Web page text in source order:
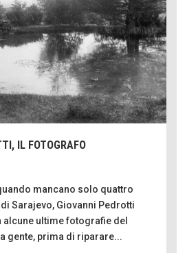
IL FOTOGRAFO
mancano solo quattro
Sarajevo, Giovanni Pedrotti
alcune ultime fotografie del
gente, prima di riparare...